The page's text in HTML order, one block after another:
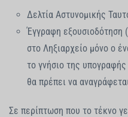
Δελτία Αστυνομικής
Έγγραφη εξουσιοδότηση
στο Ληξιαρχείο μόνο ο
το γνήσιο της
θα πρέπει να
Σε περίπτωση που το τέκνο